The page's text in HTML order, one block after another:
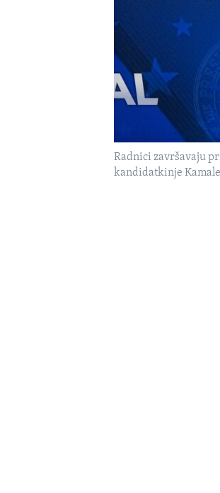
Radnici završavaju
kandidatkinje